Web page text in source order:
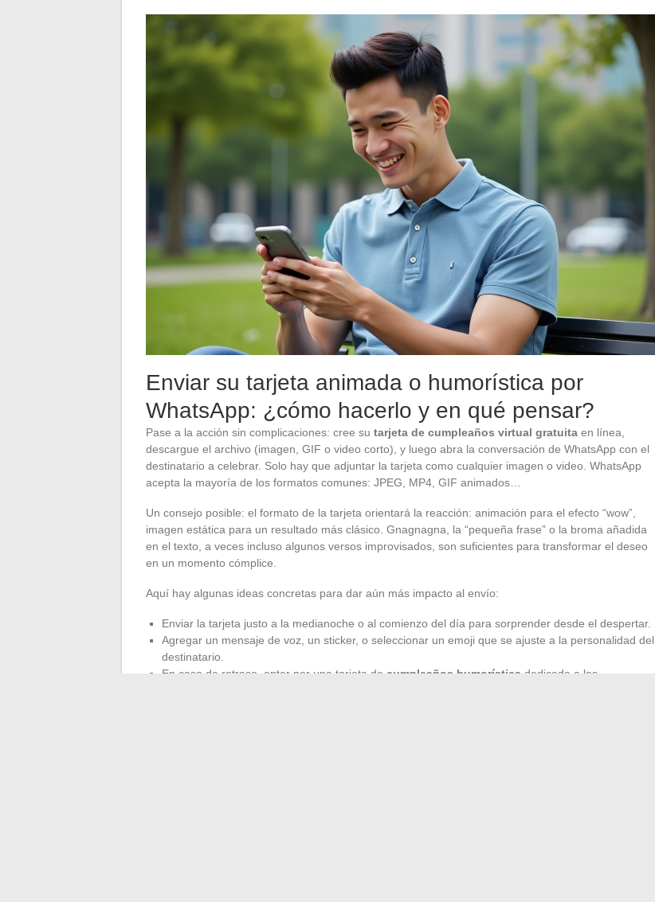
Enviar su tarjeta animada o humorística por
WhatsApp: ¿cómo hacerlo y en qué pensar?
Pase a la acción sin complicaciones: cree su tarjeta de cumpleaños virtual gratuita en línea,
descargue el archivo (imagen, GIF o video corto), y luego abra la conversación de WhatsApp con el
destinatario a celebrar. Solo hay que adjuntar la tarjeta como cualquier imagen o video. WhatsApp
acepta la mayoría de los formatos comunes: JPEG, MP4, GIF animados…
Un consejo posible: el formato de la tarjeta orientará la reacción: animación para el efecto “wow”,
imagen estática para un resultado más clásico. Gnagnagna, la “pequeña frase” o la broma añadida
en el texto, a veces incluso algunos versos improvisados, son suficientes para transformar el deseo
en un momento cómplice.
Aquí hay algunas ideas concretas para dar aún más impacto al envío:
Enviar la tarjeta justo a la medianoche o al comienzo del día para sorprender desde el despertar.
Agregar un mensaje de voz, un sticker, o seleccionar un emoji que se ajuste a la personalidad del
destinatario.
En caso de retraso, optar por una tarjeta de cumpleaños humorística dedicada a los